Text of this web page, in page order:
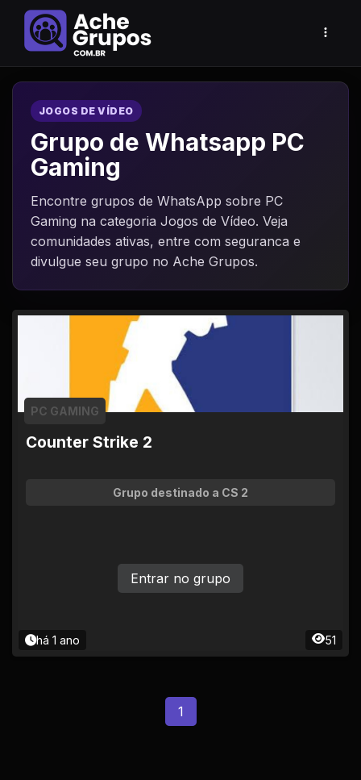
JOGOS DE VÍDEO
Grupo de Whatsapp PC
Gaming
Encontre grupos de WhatsApp sobre PC
Gaming na categoria Jogos de Vídeo. Veja
comunidades ativas, entre com seguranca e
divulgue seu grupo no Ache Grupos.
Counter Strike 2
PC GAMING
Grupo destinado a CS 2
há 1 ano 51
Entrar no grupo
1